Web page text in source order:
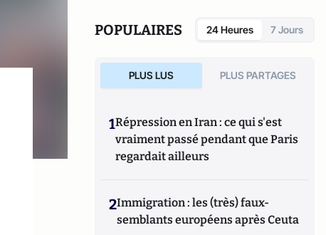
POPULAIRES 24 Heures 7 Jours
PLUS LUS PLUS PARTAGES
1Répression en Iran : ce qui s'est
vraiment passé pendant que Paris
regardait ailleurs
2Immigration : les (très) faux-
semblants européens après Ceuta